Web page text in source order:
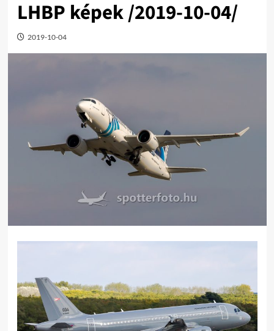
LHBP képek /2019-10-04/
2019-10-04